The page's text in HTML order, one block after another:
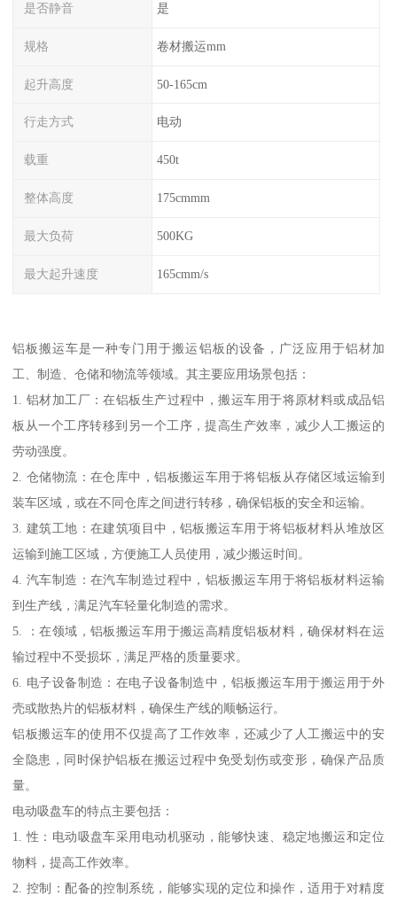
是否静音 是
规格 卷材搬运mm
起升高度 50-165cm
行走方式 电动
载重 450t
整体高度 175cmmm
最大负荷 500KG
最大起升速度 165cmm/s
铝板搬运车是一种专门用于搬运铝板的设备，广泛应用于铝材加
工、制造、仓储和物流等领域。其主要应用场景包括：
1. 铝材加工厂：在铝板生产过程中，搬运车用于将原材料或成品铝
板从一个工序转移到另一个工序，提高生产效率，减少人工搬运的
劳动强度。
2. 仓储物流：在仓库中，铝板搬运车用于将铝板从存储区域运输到
装车区域，或在不同仓库之间进行转移，确保铝板的安全和运输。
3. 建筑工地：在建筑项目中，铝板搬运车用于将铝板材料从堆放区
运输到施工区域，方便施工人员使用，减少搬运时间。
4. 汽车制造：在汽车制造过程中，铝板搬运车用于将铝板材料运输
到生产线，满足汽车轻量化制造的需求。
5. ：在领域，铝板搬运车用于搬运高精度铝板材料，确保材料在运
输过程中不受损坏，满足严格的质量要求。
6. 电子设备制造：在电子设备制造中，铝板搬运车用于搬运用于外
壳或散热片的铝板材料，确保生产线的顺畅运行。
铝板搬运车的使用不仅提高了工作效率，还减少了人工搬运中的安
全隐患，同时保护铝板在搬运过程中免受划伤或变形，确保产品质
量。
电动吸盘车的特点主要包括：
1. 性：电动吸盘车采用电动机驱动，能够快速、稳定地搬运和定位
物料，提高工作效率。
2. 控制：配备的控制系统，能够实现的定位和操作，适用于对精度